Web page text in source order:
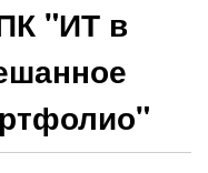
"ИТ в